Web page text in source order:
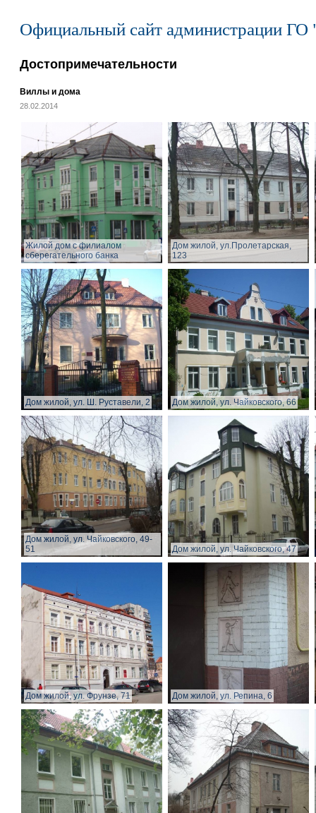
Официальный сайт администрации ГО
Достопримечательности
Виллы и дома
28.02.2014
Жилой дом с филиалом
сберегательного банка
Дом жилой, ул.Пролетарская,
123
Дом жилой, ул. Ш. Руставели, 2 Дом жилой, ул. Чайковского, 66
Дом жилой, ул. Чайковского, 49-
51
Дом жилой, ул. Чайковского, 47
Дом жилой, ул. Фрунзе, 71 Дом жилой, ул. Репина, 6